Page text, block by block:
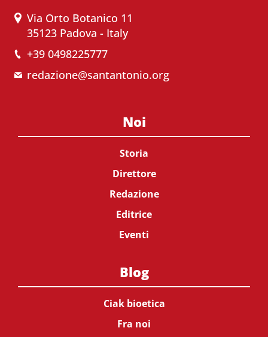
Via Orto Botanico 11
35123 Padova - Italy
+39 0498225777
redazione@santantonio.org
Noi
Storia
Direttore
Redazione
Editrice
Eventi
Blog
Ciak bioetica
Fra noi